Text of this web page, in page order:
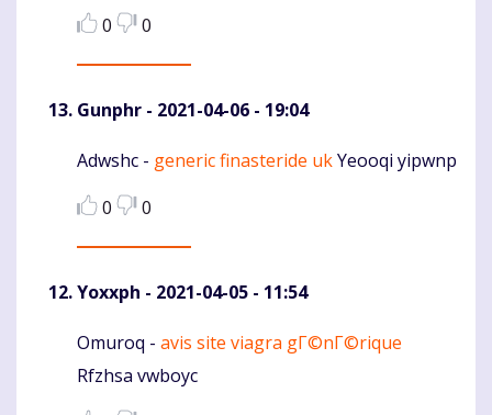
0
0
Gunphr - 2021-04-06 - 19:04
Komentaras
Adwshc - generic finasteride ukYeooqi yipwnp
0
0
Yoxxph - 2021-04-05 - 11:54
Komentaras
Omuroq - avis site viagra gГ©nГ©rique
Rfzhsa vwboyc